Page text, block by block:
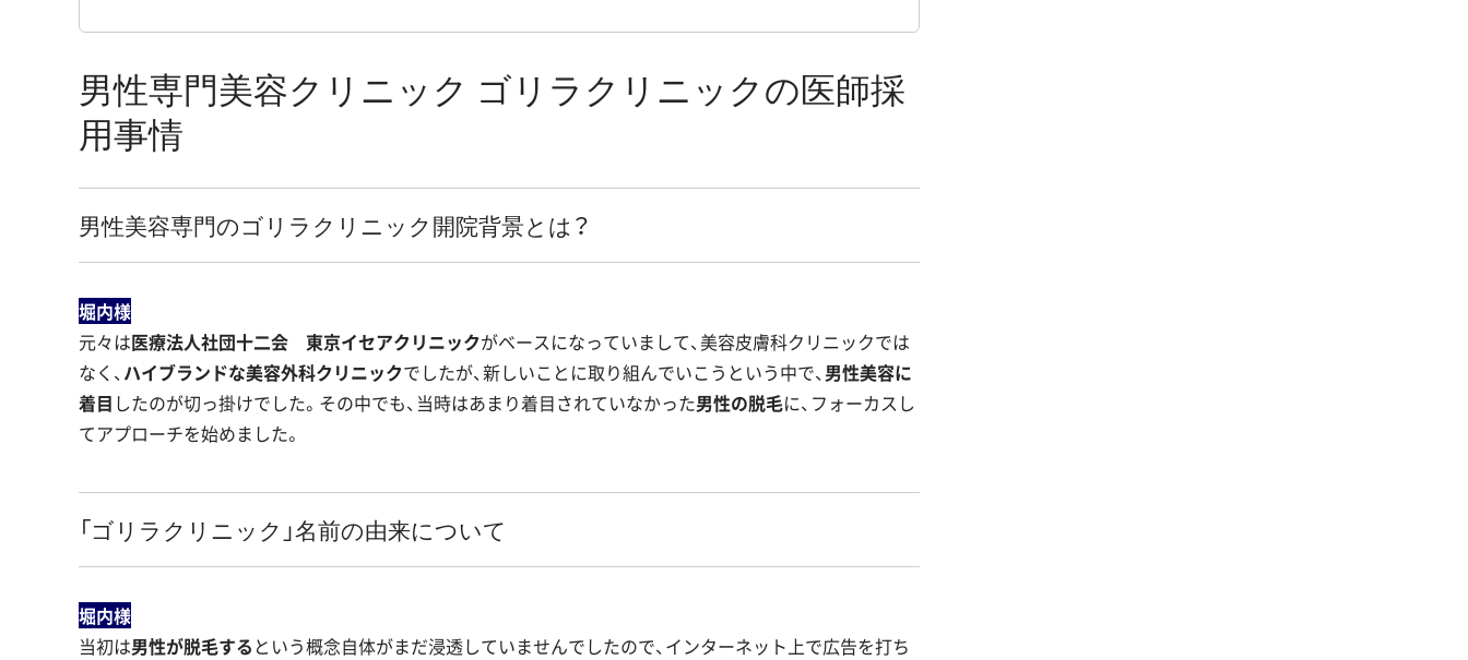
男性専門美容クリニック ゴリラクリニックの医師採
用事情
男性美容専門のゴリラクリニック開院背景とは？
堀内様
元々は医療法人社団十二会 東京イセアクリニックがベースになっていまして、美容皮膚科クリニックでは
なく、 ハイブランドな美容外科クリニックでしたが、新しいことに取り組んでいこうという中で、 男性美容に
着目 したのが切っ掛けでした。その中でも、当時はあまり着目されていなかった男性の脱毛に、フォーカスし
てアプローチを始めました。
「ゴリラクリニック」名前の由来について
堀内様
当初は男性が脱毛する という概念自体がまだ浸透していませんでしたので、インターネット上で広告を打ち